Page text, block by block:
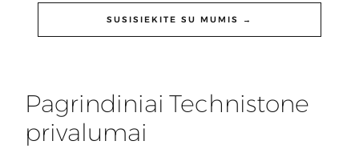
SUSISIEKITE SU MUMIS →
Pagrindiniai Technistone
privalumai